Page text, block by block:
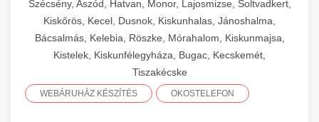
Szécsény, Aszód, Hatvan, Monor, Lajosmizse, Soltvadkert,
Kiskőrös, Kecel, Dusnok, Kiskunhalas, Jánoshalma,
Bácsalmás, Kelebia, Röszke, Mórahalom, Kiskunmajsa,
Kistelek, Kiskunfélegyháza, Bugac, Kecskemét,
Tiszakécske
WEBÁRUHÁZ KÉSZÍTÉS OKOSTELEFON